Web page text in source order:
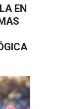
EN